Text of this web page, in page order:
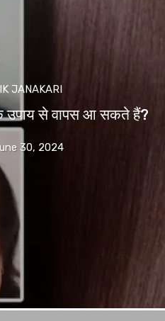
JANAKARI
उपाय से वापस आ सकते हैं?
30, 2024